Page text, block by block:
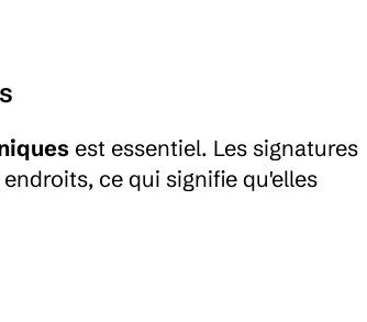
est essentiel. Les signatures
ce qui signifie qu'elles